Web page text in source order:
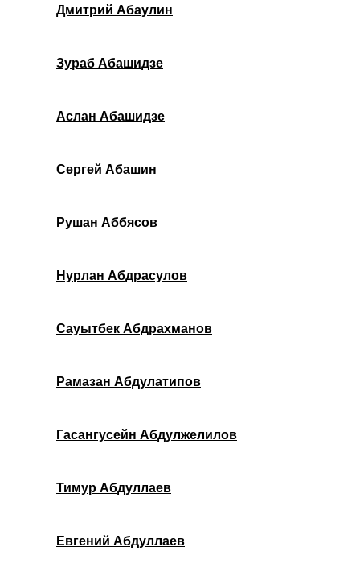
Дмитрий Абаулин
Зураб Абашидзе
Аслан Абашидзе
Сергей Абашин
Рушан Аббясов
Нурлан Абдрасулов
Сауытбек Абдрахманов
Рамазан Абдулатипов
Гасангусейн Абдулжелилов
Тимур Абдуллаев
Евгений Абдуллаев